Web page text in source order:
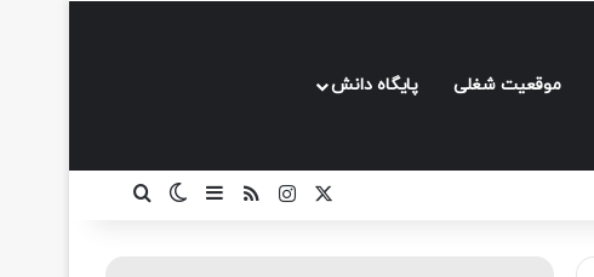
موقعیت شغلی پایگاه دانش
ایکساینستاگرام
خوراکسایدبارتغییر پوسته